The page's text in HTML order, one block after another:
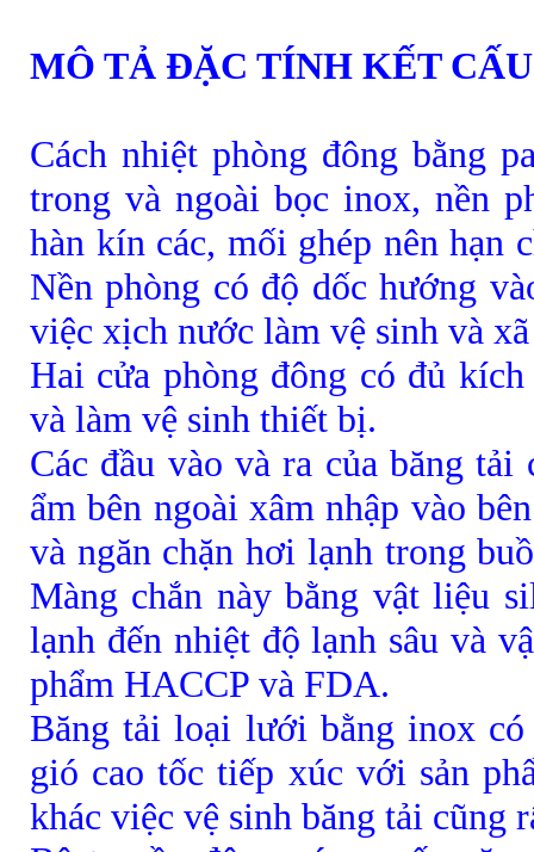
MÔ TẢ ĐẶC TÍNH KẾT
Cách nhiệt phòng đông bằng
trong và ngoài bọc inox, nền
hàn kín các, mối ghép nên hạn
Nền phòng có độ dốc hướng
việc xịch nước làm vệ sinh và
Hai cửa phòng đông có đủ
và làm vệ sinh thiết bị.
Các đầu vào và ra của băng
ẩm bên ngoài xâm nhập vào
và ngăn chặn hơi lạnh trong
Màng chắn này bằng vật liệu
lạnh đến nhiệt độ lạnh sâu và
phẩm HACCP và FDA.
Băng tải loại lưới bằng inox
gió cao tốc tiếp xúc với sản
khác việc vệ sinh băng tải cũng